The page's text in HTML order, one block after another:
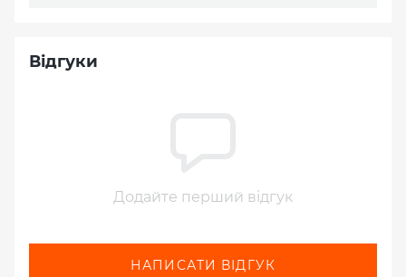
Відгуки
Додайте перший відгук
НАПИСАТИ ВІДГУК